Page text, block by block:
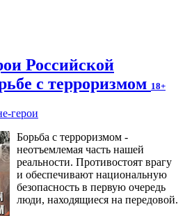
Российской
с терроризмом 18+
герои
Борьба с терроризмом -
неотъемлемая часть нашей
реальности. Противостоят врагу
и обеспечивают национальную
безопасность в первую очередь
люди, находящиеся на передовой.